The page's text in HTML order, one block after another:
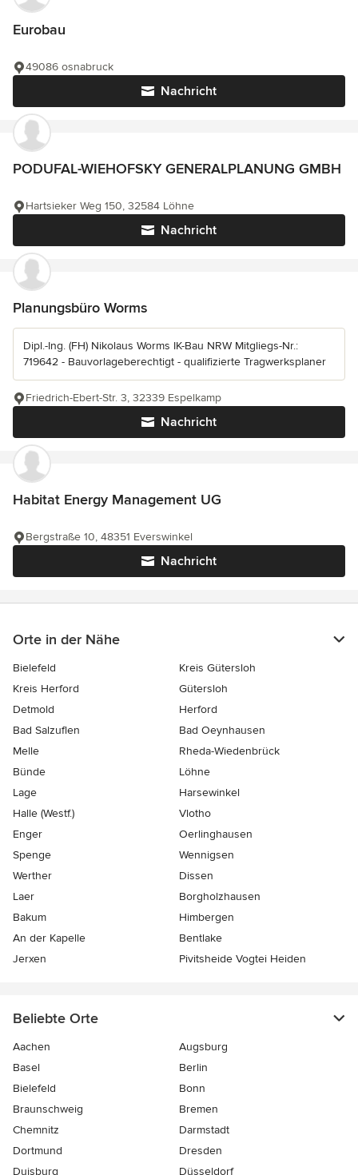
Eurobau
Nachricht
49086 osnabruck
PODUFAL-WIEHOFSKY GENERALPLANUNG GMBH
Nachricht
Hartsieker Weg 150, 32584 Löhne
Planungsbüro Worms
Dipl.-Ing. (FH) Nikolaus Worms IK-Bau NRW Mitgliegs-Nr.:
719642 - Bauvorlageberechtigt - qualifizierte Tragwerksplaner
Nachricht
Friedrich-Ebert-Str. 3, 32339 Espelkamp
Habitat Energy Management UG
Nachricht
Bergstraße 10, 48351 Everswinkel
Orte in der Nähe
Bielefeld
Kreis Gütersloh
Kreis Herford
Gütersloh
Detmold
Herford
Bad Salzuflen
Bad Oeynhausen
Melle
Rheda-Wiedenbrück
Bünde
Löhne
Lage
Harsewinkel
Halle (Westf.)
Vlotho
Enger
Oerlinghausen
Spenge
Wennigsen
Werther
Dissen
Laer
Borgholzhausen
Bakum
Himbergen
An der Kapelle
Bentlake
Jerxen
Pivitsheide Vogtei Heiden
Beliebte Orte
Aachen
Augsburg
Basel
Berlin
Bielefeld
Bonn
Braunschweig
Bremen
Chemnitz
Darmstadt
Dortmund
Dresden
Duisburg
Düsseldorf